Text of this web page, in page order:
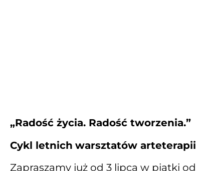
„Radość życia. Radość tworzenia.”
Cykl letnich warsztatów
Zapraszamy już od 3 lipca w piątki od